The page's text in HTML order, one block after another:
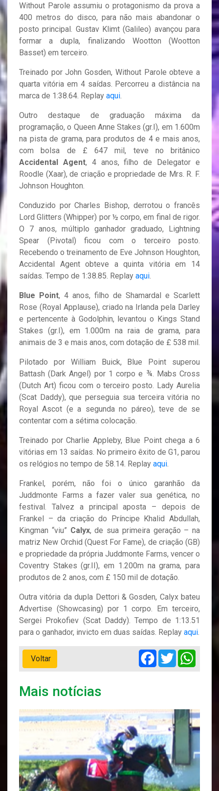
Without Parole assumiu o protagonismo da prova a
400 metros do disco, para não mais abandonar o
posto principal. Gustav Klimt (Galileo) avançou para
formar a dupla, finalizando Wootton (Wootton
Basset) em terceiro.
Treinado por John Gosden, Without Parole obteve a
quarta vitória em 4 saídas. Percorreu a distância na
marca de 1:38.64. Replay aqui
Outro destaque de graduação máxima da
programação, o Queen Anne Stakes (gr.I), em 1.600m
na pista de grama, para produtos de 4 e mais anos,
com bolsa de £ 647 mil, teve no britânico
Accidental Agent, 4 anos, filho de Delegator e
Roodle (Xaar), de criação e propriedade de Mrs. R. F.
Johnson Houghton.
Conduzido por Charles Bishop, derrotou o francês
Lord Glitters (Whipper) por ½ corpo, em final de rigor.
O 7 anos, múltiplo ganhador graduado, Lightning
Spear (Pivotal) ficou com o terceiro posto.
Recebendo o treinamento de Eve Johnson Houghton,
Accidental Agent obteve a quinta vitória em 14
saídas. Tempo de 1:38.85. Replay aqui
Blue Point, 4 anos, filho de Shamardal e Scarlett
Rose (Royal Applause), criado na Irlanda pela Darley
e pertencente à Godolphin, levantou o Kings Stand
Stakes (gr.I), em 1.000m na raia de grama, para
animais de 3 e mais anos, com dotação de £ 538 mil.
Pilotado por William Buick, Blue Point superou
Battash (Dark Angel) por 1 corpo e ¾. Mabs Cross
(Dutch Art) ficou com o terceiro posto. Lady Aurelia
(Scat Daddy), que perseguia sua terceira vitória no
Royal Ascot (e a segunda no páreo), teve de se
contentar com a sétima colocação.
Treinado por Charlie Appleby, Blue Point chega a 6
vitórias em 13 saídas. No primeiro êxito de G1, parou
os relógios no tempo de 58.14. Replay aqui
Frankel, porém, não foi o único garanhão da
Juddmonte Farms a fazer valer sua genética, no
festival. Talvez a principal aposta – depois de
Frankel – da criação do Príncipe Khalid Abdullah,
Kingman “viu” Calyx, de sua primeira geração – na
matriz New Orchid (Quest For Fame), de criação (GB)
e propriedade da própria Juddmonte Farms, vencer o
Coventry Stakes (gr.II), em 1.200m na grama, para
produtos de 2 anos, com £ 150 mil de dotação.
Outra vitória da dupla Dettori & Gosden, Calyx bateu
Advertise (Showcasing) por 1 corpo. Em terceiro,
Sergei Prokofiev (Scat Daddy). Tempo de 1:13.51
para o ganhador, invicto em duas saídas. Replay aqui
Voltar
Facebook
Twitter
Mais notícias